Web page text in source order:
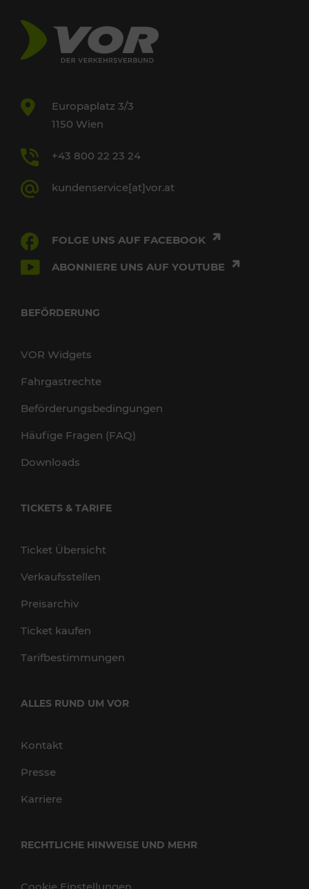
Europaplatz 3/3
1150 Wien
+43 800 22 23 24
kundenservice[at]vor.at
FOLGE UNS AUF FACEBOOK
ABONNIERE UNS AUF YOUTUBE
BEFÖRDERUNG
VOR Widgets
Fahrgastrechte
Beförderungsbedingungen
Häufige Fragen (FAQ)
Downloads
TICKETS & TARIFE
Ticket Übersicht
Verkaufsstellen
Preisarchiv
Ticket kaufen
Tarifbestimmungen
ALLES RUND UM VOR
Kontakt
Presse
Karriere
RECHTLICHE HINWEISE UND MEHR